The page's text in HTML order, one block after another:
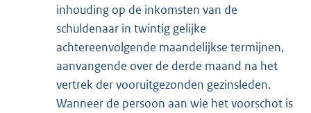
inhouding op de inkomsten van de
schuldenaar in twintig gelijke
achtereenvolgende maandelijkse termijnen,
aanvangende over de derde maand na het
vertrek der vooruitgezonden gezinsleden.
Wanneer de persoon aan wie het voorschot is